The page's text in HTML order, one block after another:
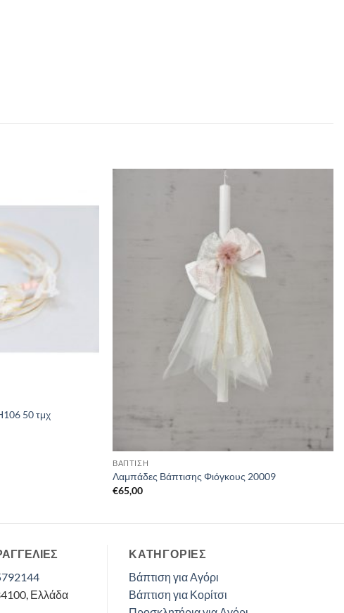
50 τμχ
ΒΑΠΤΙΣΗ
Λαμπάδες Βάπτισης Φιόγκους 20009
€65,00
Ελλάδα
ΚΑΤΗΓΟΡΊΕΣ
Βάπτιση για Αγόρι
Βάπτιση για Κορίτσι